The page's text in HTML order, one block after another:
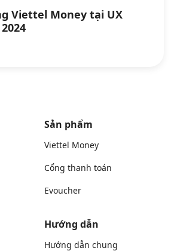
Viettel Money tại UX
Sản phẩm
Viettel Money
Cổng thanh toán
Evoucher
Hướng dẫn
Hướng dẫn chung